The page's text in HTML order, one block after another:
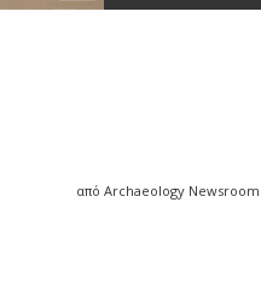
από Archaeology Newsroom